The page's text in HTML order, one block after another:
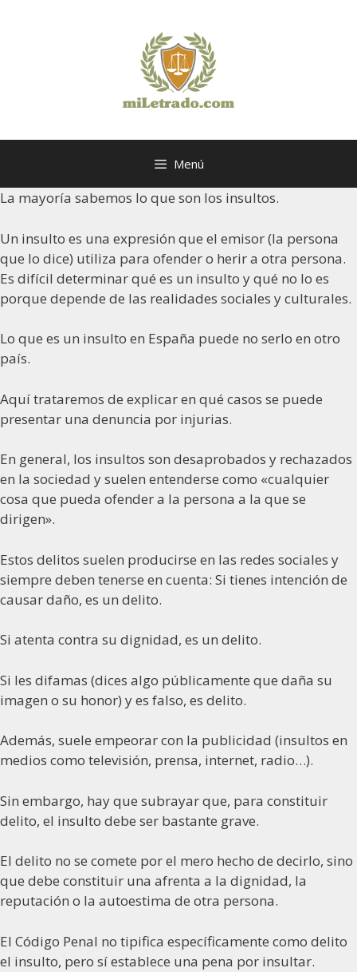
Menú
La mayoría sabemos lo que son los insultos.
Un insulto es una expresión que el emisor (la persona
que lo dice) utiliza para ofender o herir a otra persona.
Es difícil determinar qué es un insulto y qué no lo es
porque depende de las realidades sociales y culturales.
Lo que es un insulto en España puede no serlo en otro
país.
Aquí trataremos de explicar en qué casos se puede
presentar una denuncia por injurias.
En general, los insultos son desaprobados y rechazados
en la sociedad y suelen entenderse como «cualquier
cosa que pueda ofender a la persona a la que se
dirigen».
Estos delitos suelen producirse en las redes sociales y
siempre deben tenerse en cuenta: Si tienes intención de
causar daño, es un delito.
Si atenta contra su dignidad, es un delito.
Si les difamas (dices algo públicamente que daña su
imagen o su honor) y es falso, es delito.
Además, suele empeorar con la publicidad (insultos en
medios como televisión, prensa, internet, radio…).
Sin embargo, hay que subrayar que, para constituir
delito, el insulto debe ser bastante grave.
El delito no se comete por el mero hecho de decirlo, sino
que debe constituir una afrenta a la dignidad, la
reputación o la autoestima de otra persona.
El Código Penal no tipifica específicamente como delito
el insulto, pero sí establece una pena por insultar.